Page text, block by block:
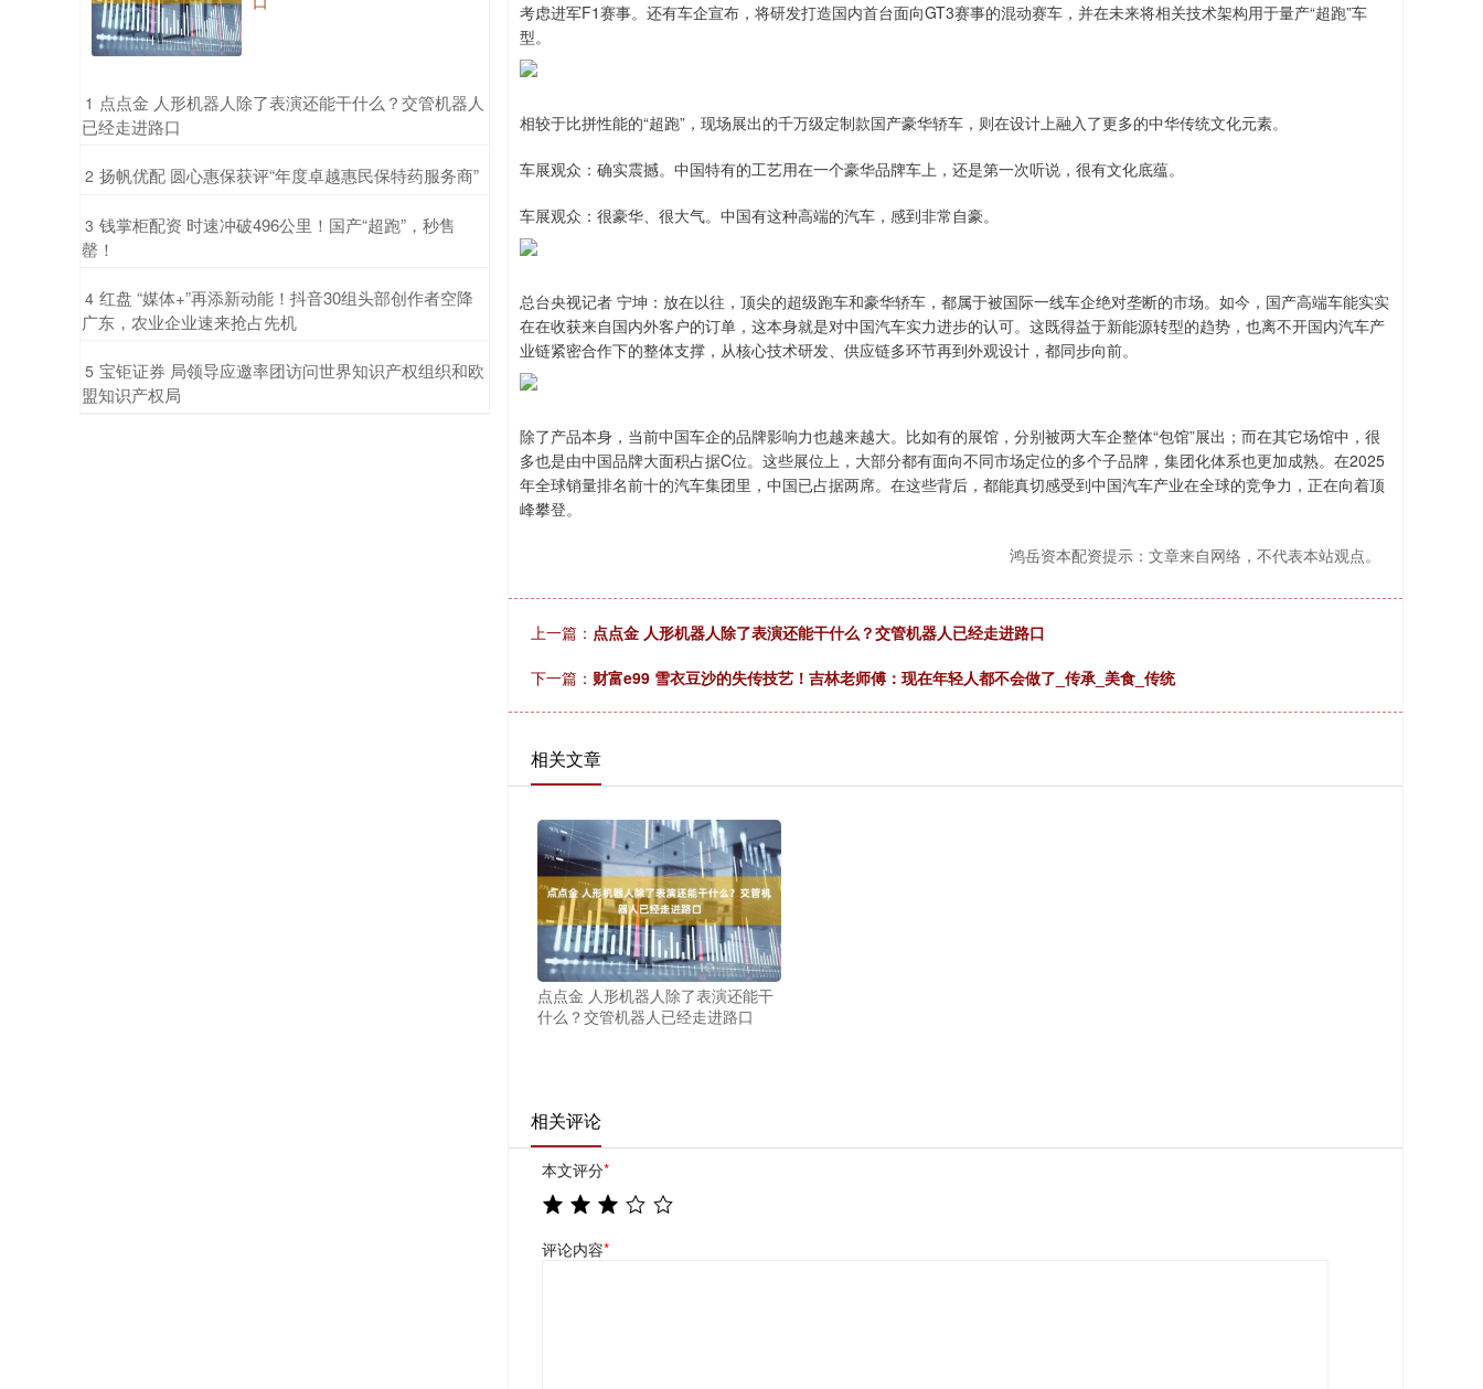
考虑进军F1赛事。还有车企宣布，将研发打造国内首台面向GT3赛事的混动赛车，并在未来将相关技术架构用于量产“超跑”车
型。
相较于比拼性能的“超跑”，现场展出的千万级定制款国产豪华轿车，则在设计上融入了更多的中华传统文化元素。
车展观众：确实震撼。中国特有的工艺用在一个豪华品牌车上，还是第一次听说，很有文化底蕴。
车展观众：很豪华、很大气。中国有这种高端的汽车，感到非常自豪。
总台央视记者 宁坤：放在以往，顶尖的超级跑车和豪华轿车，都属于被国际一线车企绝对垄断的市场。如今，国产高端车能实实
在在收获来自国内外客户的订单，这本身就是对中国汽车实力进步的认可。这既得益于新能源转型的趋势，也离不开国内汽车产
业链紧密合作下的整体支撑，从核心技术研发、供应链多环节再到外观设计，都同步向前。
除了产品本身，当前中国车企的品牌影响力也越来越大。比如有的展馆，分别被两大车企整体“包馆”展出；而在其它场馆中，很
多也是由中国品牌大面积占据C位。这些展位上，大部分都有面向不同市场定位的多个子品牌，集团化体系也更加成熟。在2025
年全球销量排名前十的汽车集团里，中国已占据两席。在这些背后，都能真切感受到中国汽车产业在全球的竞争力，正在向着顶
峰攀登。
鸿岳资本配资提示：文章来自网络，不代表本站观点。
上一篇： 点点金 人形机器人除了表演还能干什么？交管机器人已经走进路口
下一篇： 财富e99 雪衣豆沙的失传技艺！吉林老师傅：现在年轻人都不会做了_传承_美食_传统
相关文章
点点金 人形机器人除了表演还能干
什么？交管机器人已经走进路口
相关评论
本文评分*
评论内容*
1 ​点点金 人形机器人除了表演还能干什么？交管机器人
已经走进路口
2 ​扬帆优配 圆心惠保获评“年度卓越惠民保特药服务商”
3 ​钱掌柜配资 时速冲破496公里！国产“超跑”，秒售
罄！
4 ​红盘 “媒体+”再添新动能！抖音30组头部创作者空降
广东，农业企业速来抢占先机
5 ​宝钜证券 局领导应邀率团访问世界知识产权组织和欧
盟知识产权局